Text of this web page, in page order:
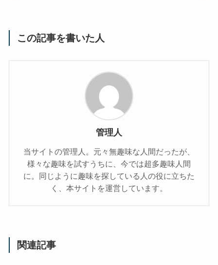
この記事を書いた人
管理人
当サイトの管理人。元々無趣味な人間だったが、
様々な趣味を試すうちに、今では超多趣味人間
に。同じように趣味を探している人の役に立ちた
く、本サイトを運営しています。
関連記事